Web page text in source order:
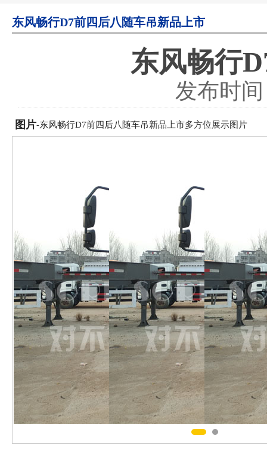
东风畅行D7前四后八随车吊新品上市
东风畅行
发布时
图片-东风畅行D7前四后八随车吊新品上市多方位展示图片